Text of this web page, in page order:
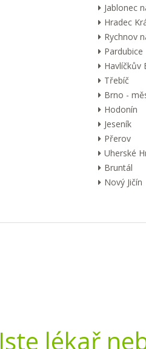
Jablonec
Hradec
Rychnov
Pardubice
Havlíčkův
Třebíč
Brno -
Hodonín
Jeseník
Přerov
Uherské
Bruntál
Nový Jičín
Jste lékař